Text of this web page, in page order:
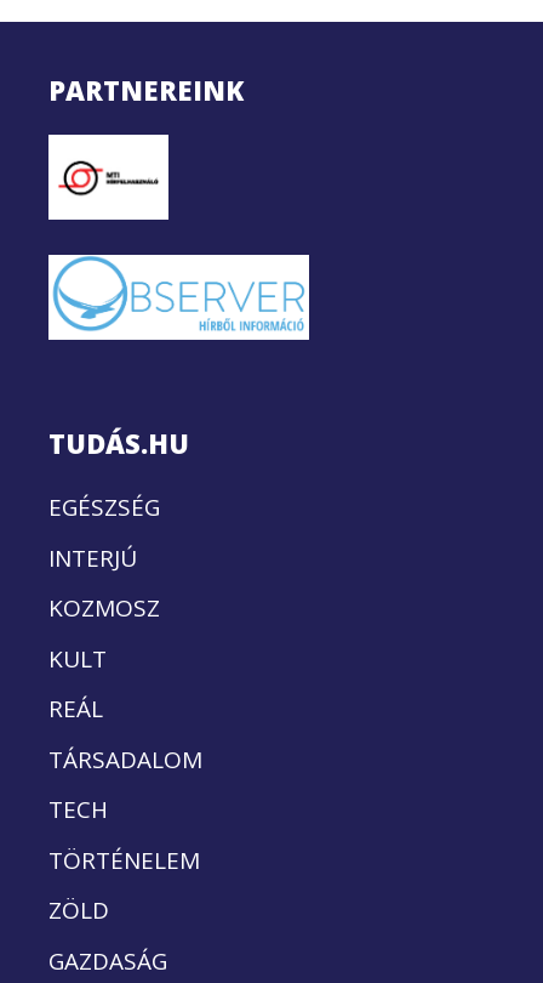
PARTNEREINK
TUDÁS.HU
EGÉSZSÉG
INTERJÚ
KOZMOSZ
KULT
REÁL
TÁRSADALOM
TECH
TÖRTÉNELEM
ZÖLD
GAZDASÁG